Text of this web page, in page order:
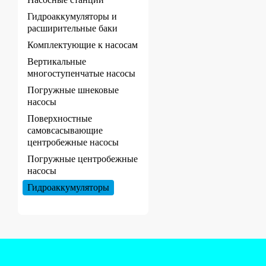
Гидроаккумуляторы и
расширительные баки
Комплектующие к насосам
Вертикальные
многоступенчатые насосы
Погружные шнековые
насосы
Поверхностные
самовсасывающие
центробежные насосы
Погружные центробежные
насосы
Гидроаккумуляторы